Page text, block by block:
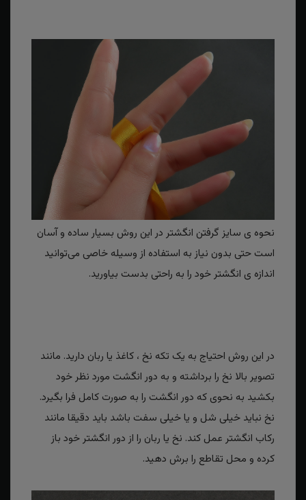
نحوه ی سایز گرفتن انگشتر در این روش بسیار ساده و آسان
است حتی بدون نیاز به استفاده از وسیله خاصی می‌توانید
اندازه ی انگشتر خود را به راحتی بدست بیاورید.
در این روش احتیاج به یک تکه نخ ، کاغذ یا ربان دارید. مانند
تصویر بالا نخ را برداشته و به دور انگشت مورد نظر خود
بکشید به نحوی که دور انگشت را به صورت کامل فرا بگیرد.
نخ نباید خیلی شل و یا خیلی سفت باشد باید دقیقا مانند
رکاب انگشتر عمل کند. نخ یا ربان را از دور انگشتر خود باز
کرده و محل تقاطع را برش دهید.